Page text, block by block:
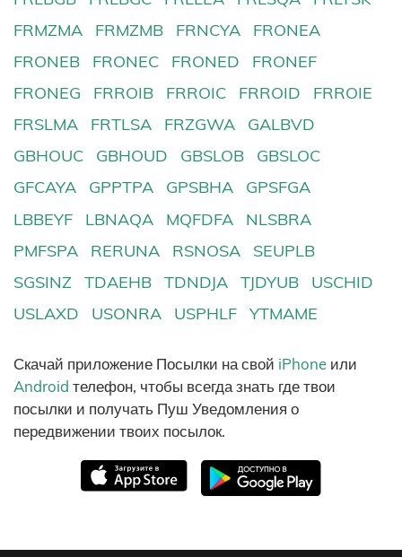
FRMZMA
FRMZMB FRNCYA
FRONEA
FRONEB
FRONEC FRONED
FRONEF
FRONEG
FRROIB FRROIC FRROID
FRROIE
FRSLMA
FRTLSA FRZGWA
GALBVD
GBHOUC
GBHOUD GBSLOB
GBSLOC
GFCAYA
GPPTPA GPSBHA
GPSFGA
LBBEYF
LBNAQA MQFDFA
NLSBRA
PMFSPA
RERUNA RSNOSA
SEUPLB
SGSINZ
TDAEHB TDNDJA TJDYUB
USCHID
USLAXD
USONRA USPHLF YTMAME
Скачай приложение Посылки на свой iPhone или
Android телефон, чтобы всегда знать где твои
посылки и получать Пуш Уведомления о
передвижении твоих посылок.